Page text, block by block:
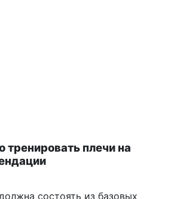
тренировать плечи на
состоять из базовых